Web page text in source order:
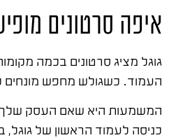
איפה סרטונים
גוגל מציג סרטונים בכמה
העמוד. כשגולש מחפש מונחים
המשמעות היא שאם העסק שלך
כניסה לעמוד הראשון של גוגל,